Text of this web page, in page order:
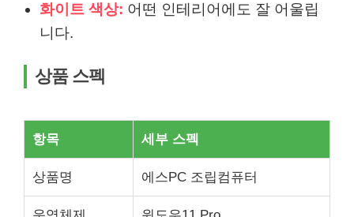
화이트 색상: 어떤 인테리어에도 잘 어울립
니다.
상품 스펙
항목 세부 스펙
상품명 에스PC 조립컴퓨터